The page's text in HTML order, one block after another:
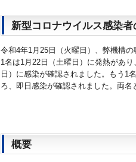
新型コロナウイルス感染
令和4年1月25日（火曜日）、弊機構
1名は1月22日（土曜日）に発熱があ
日）に感染が確認されました。もう1
ろ、即日感染が確認されました。両名
概要